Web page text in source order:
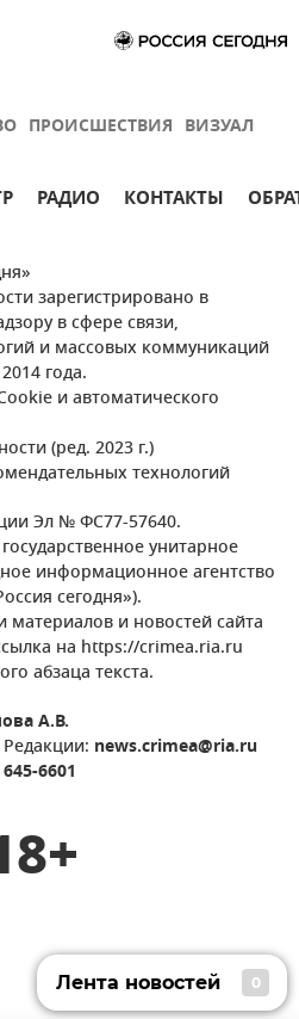
ПРОИСШЕСТВИЯ ВИЗУАЛ
РАДИО КОНТАКТЫ
зарегистрировано в
в сфере связи,
и массовых коммуникаций
года.
и автоматического
(ред. 2023 г.)
технологий
Эл № ФС77-57640.
унитарное
информационное агентство
сегодня»).
и новостей сайта
на https://crimea.ria.ru
абзаца текста.
А.В.
news.crimea@ria.ru
6601
Лента новостей 0